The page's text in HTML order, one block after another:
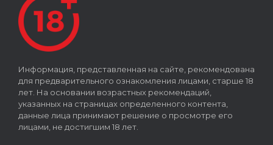
Информация, представленная на сайте, рекомендована
для предварительного ознакомления лицами, старше 18
лет. На основании возрастных рекомендаций,
указанных на страницах определенного контента,
данные лица принимают решение о просмотре его
лицами, не достигшим 18 лет.